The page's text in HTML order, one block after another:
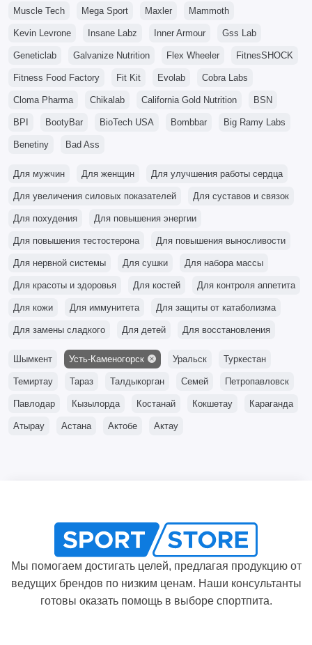
Muscle Tech Mega Sport Maxler Mammoth
Kevin Levrone Insane Labz Inner Armour Gss Lab
Geneticlab Galvanize Nutrition Flex Wheeler FitnesSHOCK
Fitness Food Factory Fit Kit Evolab Cobra Labs
Cloma Pharma Chikalab California Gold Nutrition BSN
BPI BootyBar BioTech USA Bombbar Big Ramy Labs
Benetiny Bad Ass
Для мужчин Для женщин Для улучшения работы сердца
Для увеличения силовых показателей Для суставов и связок
Для похудения Для повышения энергии
Для повышения тестостерона Для повышения выносливости
Для нервной системы Для сушки Для набора массы
Для красоты и здоровья Для костей Для контроля аппетита
Для кожи Для иммунитета Для защиты от катаболизма
Для замены сладкого Для детей Для восстановления
Шымкент Усть-Каменогорск Уральск Туркестан
Темиртау Тараз Талдыкорган Семей Петропавловск
Павлодар Кызылорда Костанай Кокшетау Караганда
Атырау Астана Актобе Актау
Мы помогаем достигать целей, предлагая продукцию от
ведущих брендов по низким ценам. Наши консультанты
готовы оказать помощь в выборе спортпита.